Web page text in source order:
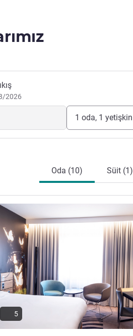
2026
1 oda, 1 yetişkin
Oda (10) Süit (1)
göster
5